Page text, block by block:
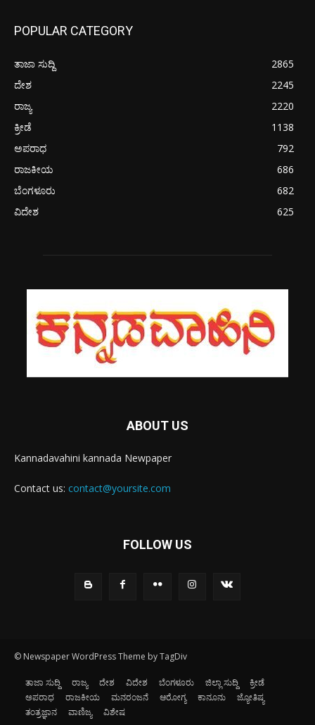
POPULAR CATEGORY
ತಾಜಾ ಸುದ್ದಿ
2865
ದೇಶ
2245
ರಾಜ್ಯ
2220
ಕ್ರೀಡೆ
1138
ಅಪರಾಧ
792
ರಾಜಕೀಯ
686
ಬೆಂಗಳೂರು
682
ವಿದೇಶ
625
ABOUT US
Kannadavahini kannada Newpaper
Contact us: contact@yoursite.com
FOLLOW US
© Newspaper WordPress Theme by TagDiv
ತಾಜಾ ಸುದ್ದಿ ರಾಜ್ಯ ದೇಶ ವಿದೇಶ ಬೆಂಗಳೂರು ಜಿಲ್ಲಾ ಸುದ್ದಿ
ಕ್ರೀಡೆ
ಅಪರಾಧ
ರಾಜಕೀಯ ಮನರಂಜನೆ ಆರೋಗ್ಯ ಕಾನೂನು
ಜ್ಯೋತಿಷ್ಯ
ತಂತ್ರಜ್ಞಾನ
ವಾಣಿಜ್ಯ ವಿಶೇಷ